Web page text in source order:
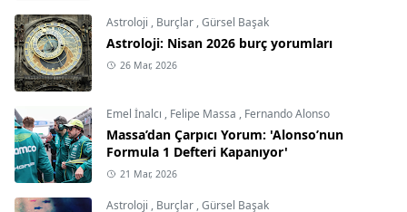
Astroloji , Burçlar ,Gürsel Başak
Astroloji: Nisan 2026 burç yorumları
26 Mar, 2026
Emel İnalcı , Felipe Massa , Fernando Alonso
Massa’dan Çarpıcı Yorum: 'Alonso’nun
Formula 1 Defteri Kapanıyor'
21 Mar, 2026
Astroloji , Burçlar ,Gürsel Başak